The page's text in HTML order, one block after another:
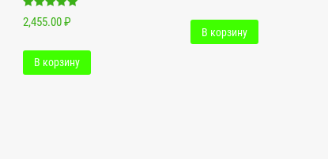
Оценка
5.00
2,455.00₽
В корзину
В корзину